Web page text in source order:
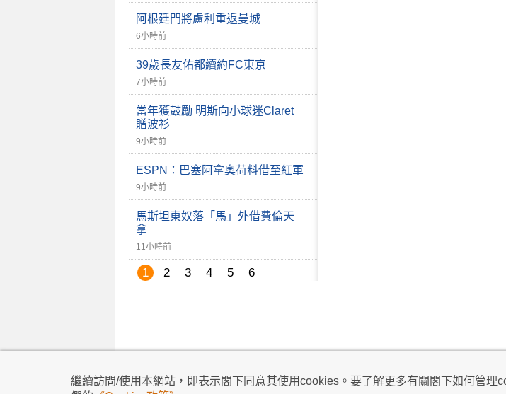
阿根廷門將盧利重返曼城
6小時前
39歲長友佑都續約FC東京
7小時前
當年獲鼓勵 明斯向小球迷Claret
贈波衫
9小時前
ESPN：巴塞阿拿奧荷料借至紅軍
9小時前
馬斯坦東奴落「馬」外借費倫天
拿
11小時前
1 2 3 4 5 6
繼續訪問/使用本網站，即表示閣下同意其使用cookies。要了解更多有關閣下如何管
私隱政策 | 使用條款 免責及著作權聲明